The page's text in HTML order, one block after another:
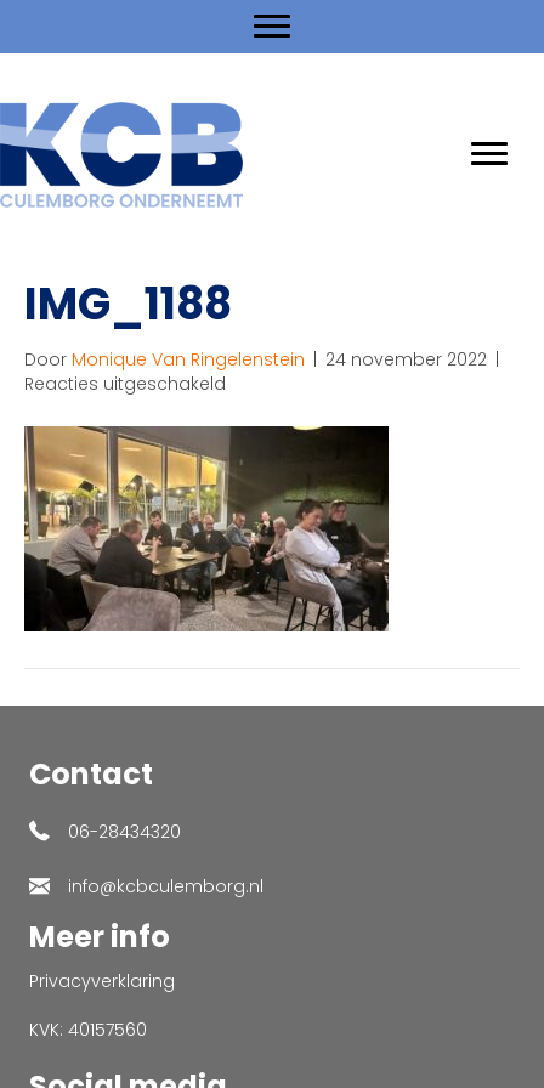
IMG_1188
Door Monique Van Ringelenstein | 24 november 2022 |
Reacties uitgeschakeld
Contact
06-28434320
info@kcbculemborg.nl
Meer info
Privacyverklaring
KVK: 40157560